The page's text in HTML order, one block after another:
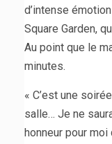
d’intense
Square Garden,
Au point que le
minutes.
« C’est une
salle… Je ne
honneur pour